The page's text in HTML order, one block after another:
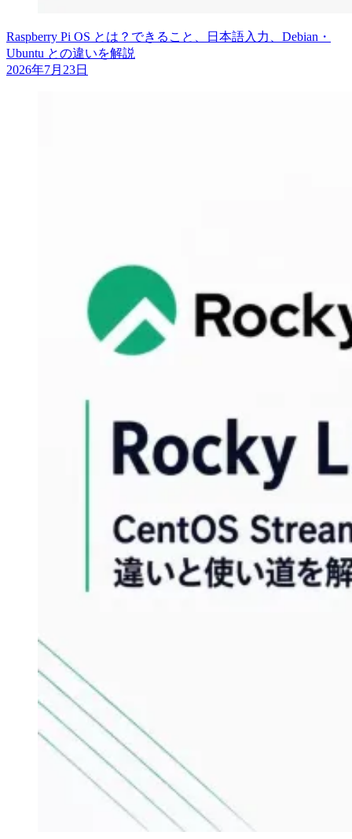
Raspberry Pi OS とは？できること、日本語入力、Debian・
Ubuntu との違いを解説
2026年7月23日